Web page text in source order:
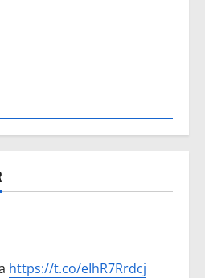
https://t.co/eIhR7Rrdcj